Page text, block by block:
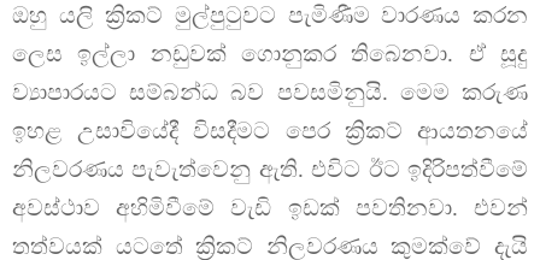
ඔහු යලි ක්‍රිකට් මුල්පුටුවට පැමිණීම වාරණය කරන
ලෙස ඉල්ලා නඩුවක් ගොනුකර තිබෙනවා. ඒ සූදු
ව්‍යාපාරයට සම්බන්ධ බව පවසමිනුයි. මෙම කරුණ
ඉහළ උසාවියේදී විසදීමට පෙර ක්‍රිකට් ආයතනයේ
නිලවරණය පැවැත්වෙනු ඇති. එවිට ඊට ඉදිරිපත්වීමේ
අවස්ථාව අහිමිවීමේ වැඩි ඉඩක් පවතිනවා. එවන්
තත්වයක් යටතේ ක්‍රිකට් නිලවරණය කුමක්වේ දැයි